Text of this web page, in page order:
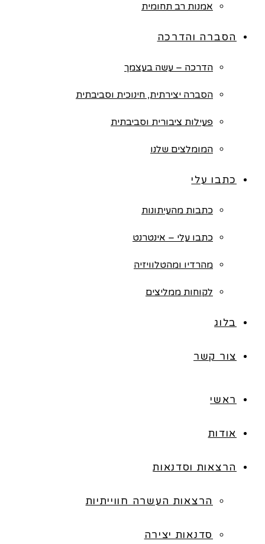
אמנות רב תחומית
הסברה והדרכה
הדרכה – עשה בעצמך
הסברה יצירתית, חינוכית וסביבתית
פעילות ציבורית וסביבתית
המומלצים שלנו
כתבו עלי
כתבות מהעיתונות
כתבו עלי – אינטרנט
מהרדיו ומהטלוויזיה
לקוחות ממליצים
בלוג
צור קשר
ראשי
אודות
הרצאות וסדנאות
הרצאות העשרה חווייתיות
סדנאות יצירה